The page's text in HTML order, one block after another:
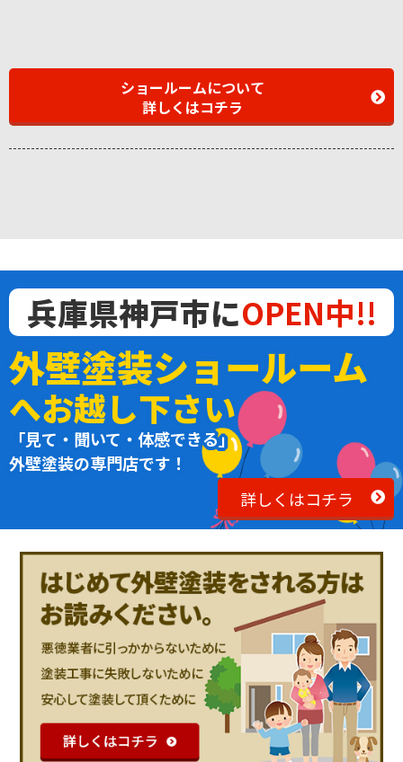
ショールームについて
詳しくはコチラ
兵庫県神戸市にOPEN中!!
外壁塗装ショールーム
へお越し下さい
「見て・聞いて・体感できる」
外壁塗装の専門店です！
詳しくはコチラ